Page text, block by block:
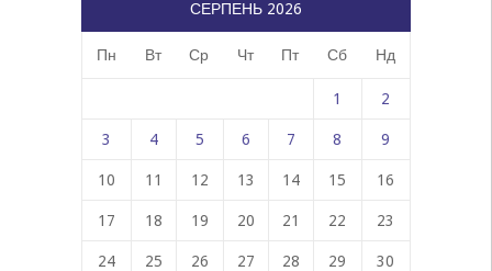
СЕРПЕНЬ 2026
Пн Вт Ср Чт Пт Сб Нд
1 2
3 4 5 6 7 8 9
10 11 12 13 14 15 16
17 18 19 20 21 22 23
24 25 26 27 28 29 30